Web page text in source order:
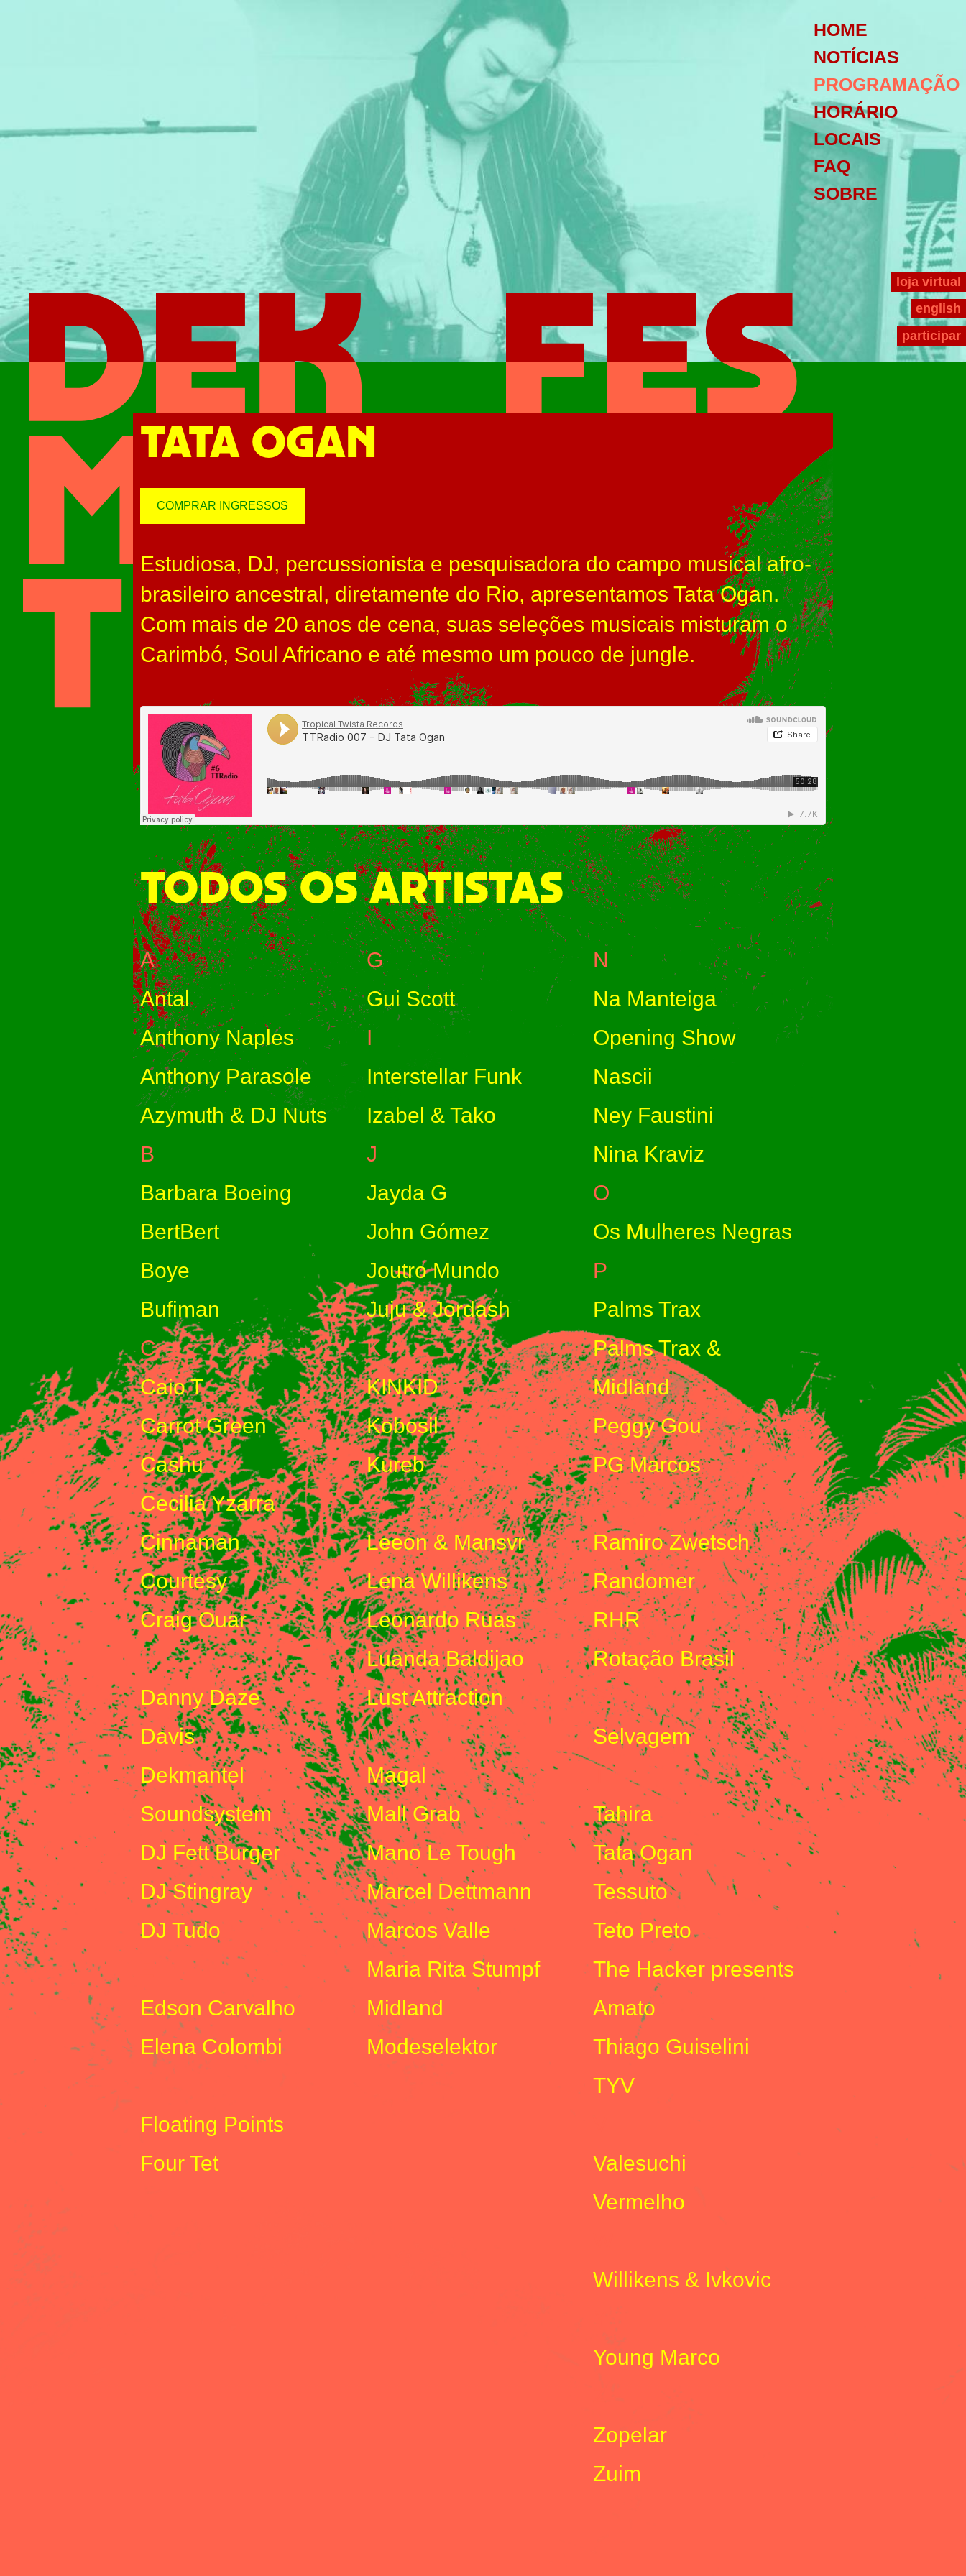
HOME
NOTÍCIAS
PROGRAMAÇÃO
HORÁRIO
LOCAIS
FAQ
SOBRE
loja virtual
english
participar
TATA OGAN
COMPRAR INGRESSOS
Estudiosa, DJ, percussionista e pesquisadora do campo musical afro-
brasileiro ancestral, diretamente do Rio, apresentamos Tata Ogan.
Com mais de 20 anos de cena, suas seleções musicais misturam o
Carimbó, Soul Africano e até mesmo um pouco de jungle.
TODOS OS ARTISTAS
A
Antal
Anthony Naples
Anthony Parasole
Azymuth & DJ Nuts
B
Barbara Boeing
BertBert
Boye
Bufiman
C
Caio T
Carrot Green
Cashu
Cecilia Yzarra
Cinnaman
Courtesy
Craig Ouar
D
Danny Daze
Davis
Dekmantel
Soundsystem
DJ Fett Burger
DJ Stingray
DJ Tudo
Edson Carvalho
Elena Colombi
Floating Points
Four Tet
G
Gui Scott
I
Interstellar Funk
Izabel & Tako
J
Jayda G
John Gómez
Joutro Mundo
Juju & Jordash
K
KINKID
Kobosil
Kureb
L
Leeon & Mansvr
Lena Willikens
Leonardo Ruas
Luanda Baldijao
Lust Attraction
M
Magal
Mall Grab
Mano Le Tough
Marcel Dettmann
Marcos Valle
Maria Rita Stumpf
Midland
Modeselektor
N
Na Manteiga
Opening Show
Nascii
Ney Faustini
Nina Kraviz
O
Os Mulheres Negras
P
Palms Trax
Palms Trax &
Midland
Peggy Gou
PG Marcos
R
Ramiro Zwetsch
Randomer
RHR
Rotação Brasil
S
Selvagem
T
Tahira
Tata Ogan
Tessuto
Teto Preto
The Hacker presents
Amato
Thiago Guiselini
TYV
Valesuchi
Vermelho
Willikens & Ivkovic
Young Marco
Zopelar
Zuim